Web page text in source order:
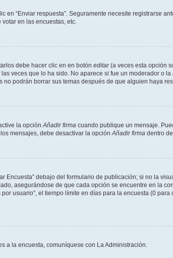
“Enviar respuesta”. Seguramente necesite registrarse
en las encuestas, etc.
debe hacer clic en en botón editar(a veces esta opción
veces que lo ha sido. No aparece si fue un moderador o
podrán borrar sus temas después de que alguien haya
la opción Añadir firma cuando publique un mensaje.
mensajes, debe desactivar la opción Añadir firma dentro
debajo del formulario de publicación; si no la
asegurándose de que cada opción se encuentre en la
usuario”, el tiempo límite en días para la encuesta (0
a la encuesta, comuníquese con La Administración.